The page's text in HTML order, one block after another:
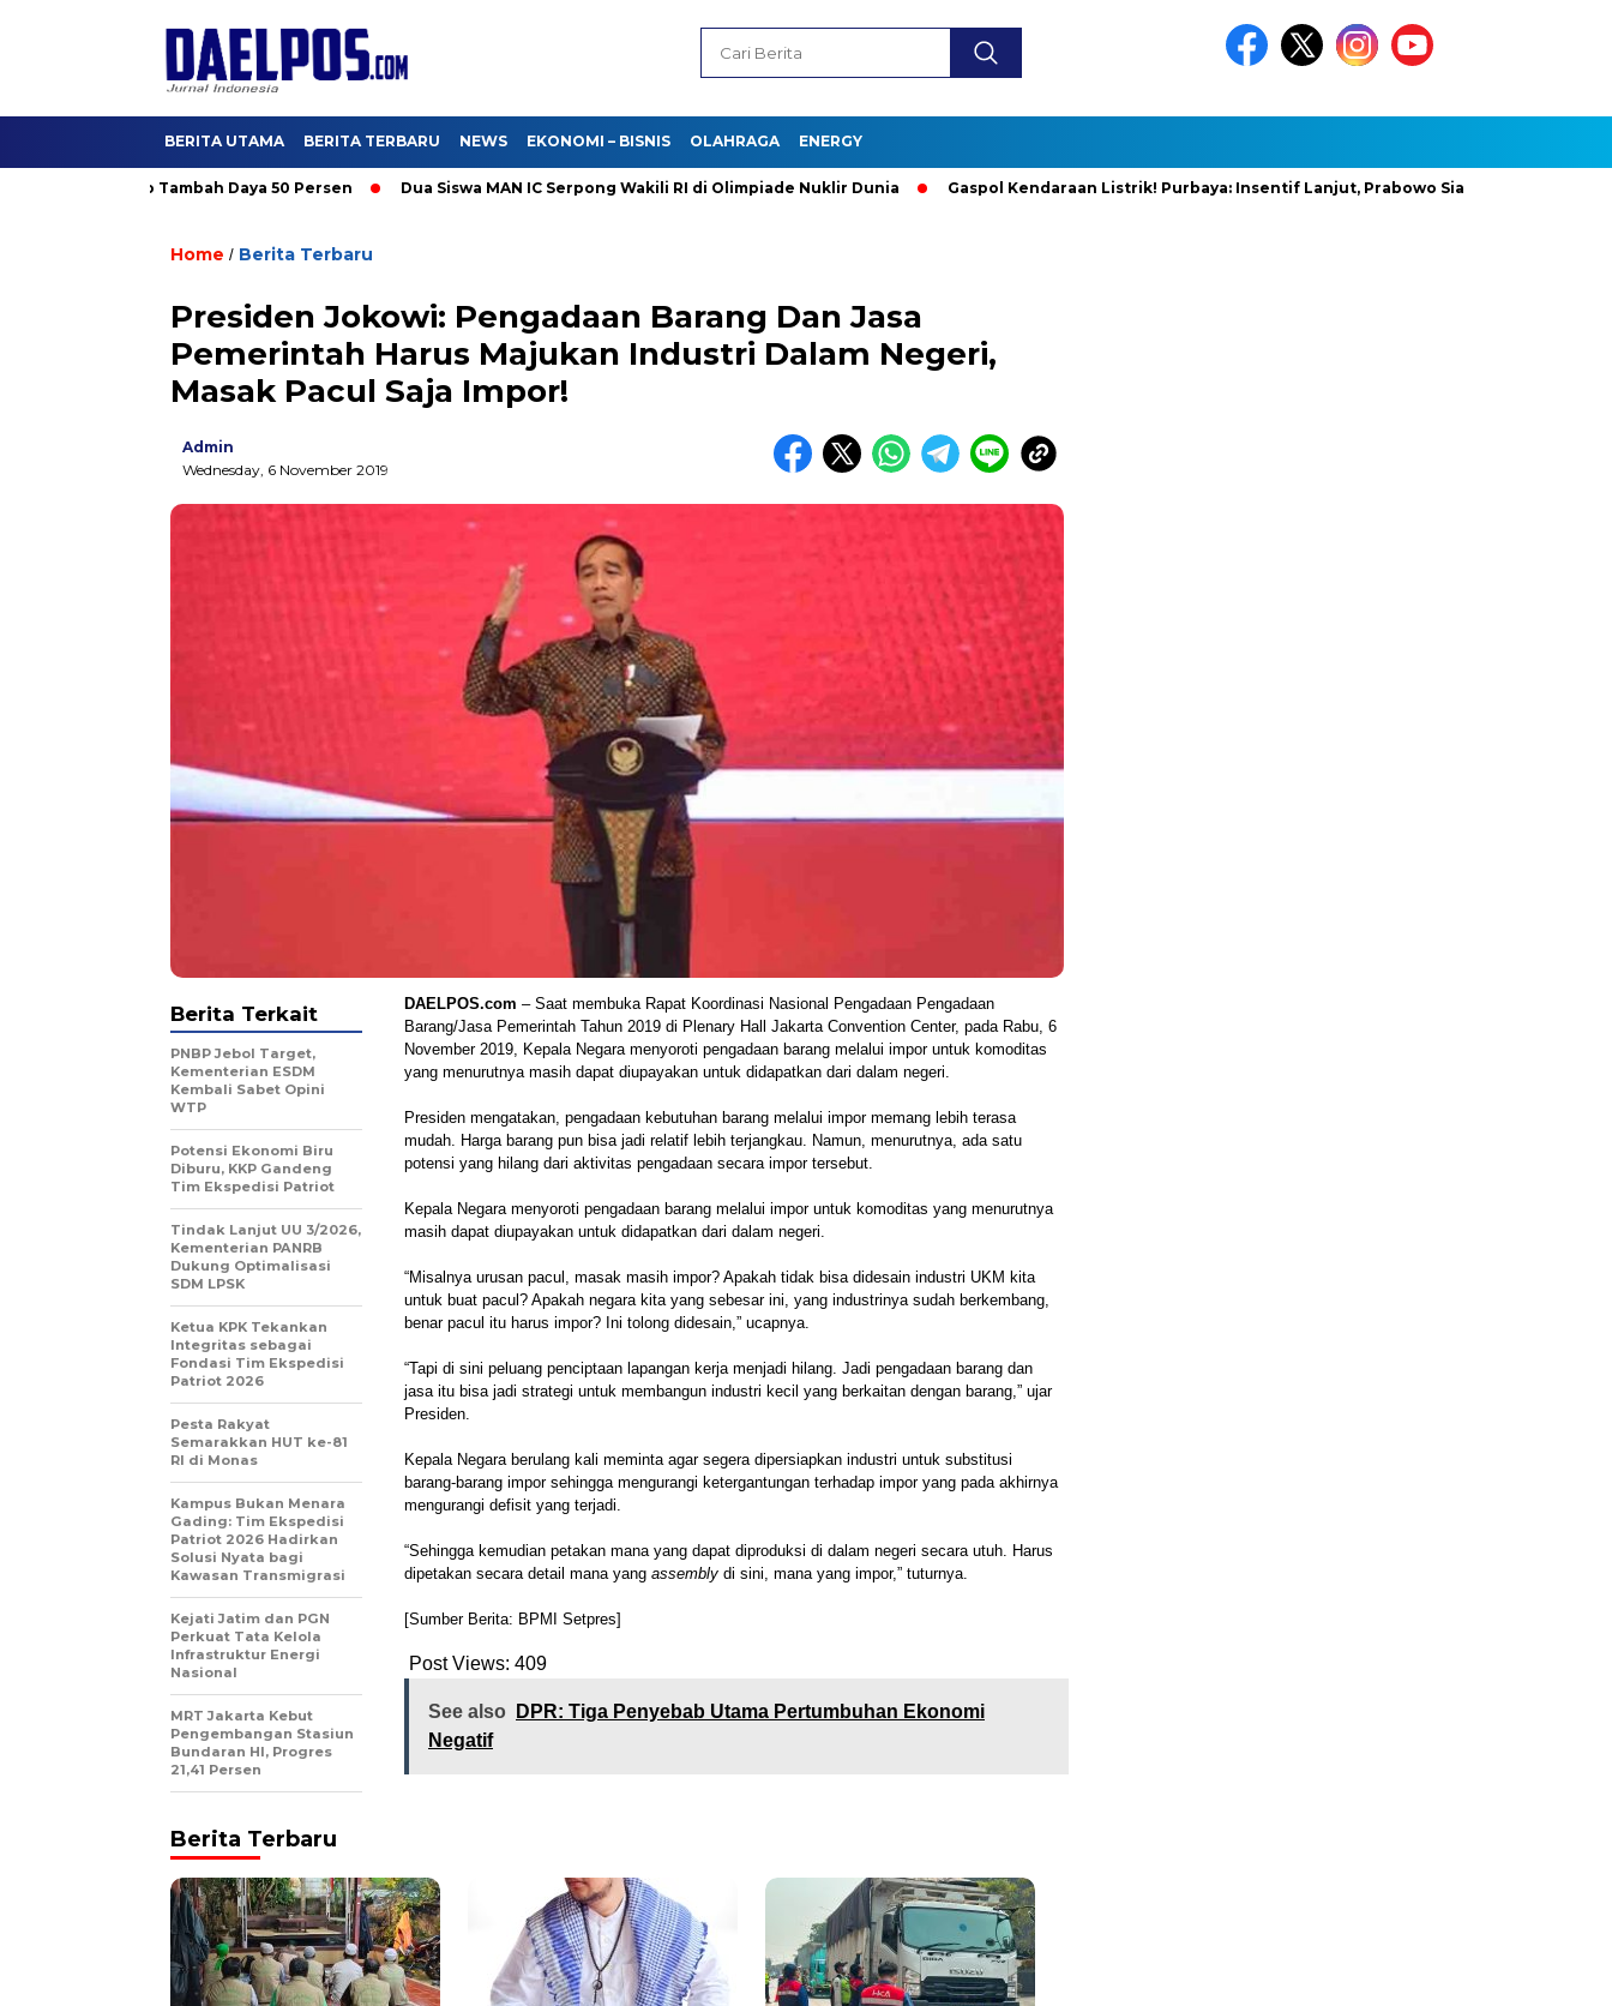
BERITA UTAMA BERITA TERBARU NEWS EKONOMI – BISNIS OLAHRAGA ENERGY
Promo Tambah Daya 50 Persen Dua Siswa MAN IC Serpong Wakili RI di Olimpiade Nuklir Dunia Gaspol Kendaraan Listrik! Purbaya: Insentif Lanjut, Prabowo Siapkan Stimulus Baru
Home / Berita Terbaru
Presiden Jokowi: Pengadaan Barang Dan Jasa
Pemerintah Harus Majukan Industri Dalam Negeri,
Masak Pacul Saja Impor!
Admin
Wednesday, 6 November 2019
DAELPOS.com – Saat membuka Rapat Koordinasi Nasional Pengadaan Pengadaan
Barang/Jasa Pemerintah Tahun 2019 di Plenary Hall Jakarta Convention Center, pada Rabu, 6
November 2019, Kepala Negara menyoroti pengadaan barang melalui impor untuk komoditas
yang menurutnya masih dapat diupayakan untuk didapatkan dari dalam negeri.
Presiden mengatakan, pengadaan kebutuhan barang melalui impor memang lebih terasa
mudah. Harga barang pun bisa jadi relatif lebih terjangkau. Namun, menurutnya, ada satu
potensi yang hilang dari aktivitas pengadaan secara impor tersebut.
Kepala Negara menyoroti pengadaan barang melalui impor untuk komoditas yang menurutnya
masih dapat diupayakan untuk didapatkan dari dalam negeri.
“Misalnya urusan pacul, masak masih impor? Apakah tidak bisa didesain industri UKM kita
untuk buat pacul? Apakah negara kita yang sebesar ini, yang industrinya sudah berkembang,
benar pacul itu harus impor? Ini tolong didesain,” ucapnya.
“Tapi di sini peluang penciptaan lapangan kerja menjadi hilang. Jadi pengadaan barang dan
jasa itu bisa jadi strategi untuk membangun industri kecil yang berkaitan dengan barang,” ujar
Presiden.
Kepala Negara berulang kali meminta agar segera dipersiapkan industri untuk substitusi
barang-barang impor sehingga mengurangi ketergantungan terhadap impor yang pada akhirnya
mengurangi defisit yang terjadi.
“Sehingga kemudian petakan mana yang dapat diproduksi di dalam negeri secara utuh. Harus
dipetakan secara detail mana yang assembly di sini, mana yang impor,” tuturnya.
[Sumber Berita: BPMI Setpres]
Post Views: 409
See also
DPR: Tiga Penyebab Utama Pertumbuhan Ekonomi
Negatif
Berita Terkait
PNBP Jebol Target,
Kementerian ESDM
Kembali Sabet Opini
WTP
Potensi Ekonomi Biru
Diburu, KKP Gandeng
Tim Ekspedisi Patriot
Tindak Lanjut UU 3/2026,
Kementerian PANRB
Dukung Optimalisasi
SDM LPSK
Ketua KPK Tekankan
Integritas sebagai
Fondasi Tim Ekspedisi
Patriot 2026
Pesta Rakyat
Semarakkan HUT ke-81
RI di Monas
Kampus Bukan Menara
Gading: Tim Ekspedisi
Patriot 2026 Hadirkan
Solusi Nyata bagi
Kawasan Transmigrasi
Kejati Jatim dan PGN
Perkuat Tata Kelola
Infrastruktur Energi
Nasional
MRT Jakarta Kebut
Pengembangan Stasiun
Bundaran HI, Progres
21,41 Persen
Berita Terbaru